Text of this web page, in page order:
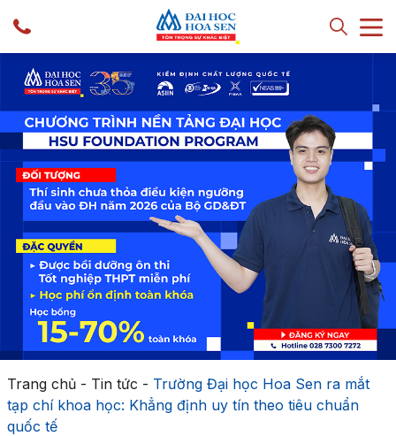
Trang chủ- Tin tức - Trường Đại học Hoa Sen ra mắt
tạp chí khoa học: Khẳng định uy tín theo tiêu chuẩn
quốc tế